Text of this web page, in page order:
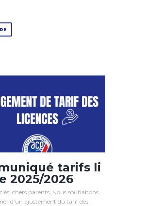
tarifs li
2025/2026
chers parents, Nous souhaitons
d’un ajustement du tarif des